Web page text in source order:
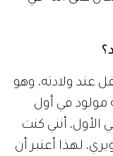
عند ولادته، وهو
في أول
الأول، أنني كنت
لهذا أعتبر أن